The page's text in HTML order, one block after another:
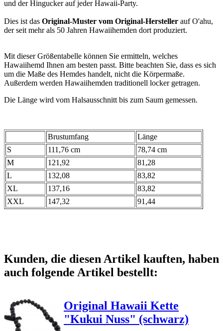
und der Hingucker auf jeder Hawaii-Party.
Dies ist das Original-Muster vom Original-Hersteller auf O'ahu,
der seit mehr als 50 Jahren Hawaiihemden dort produziert.
Mit dieser Größentabelle können Sie ermitteln, welches
Hawaiihemd Ihnen am besten passt. Bitte beachten Sie, dass es sich
um die Maße des Hemdes handelt, nicht die Körpermaße.
Außerdem werden Hawaiihemden traditionell locker getragen.
Die Länge wird vom Halsausschnitt bis zum Saum gemessen.
Brustumfang
Länge
S
111,76 cm
78,74 cm
M
121,92
81,28
L
132,08
83,82
XL
137,16
83,82
XXL
147,32 91,44
Kunden, die diesen Artikel kauften, haben
auch folgende Artikel bestellt:
Original Hawaii Kette
"Kukui Nuss" (schwarz)